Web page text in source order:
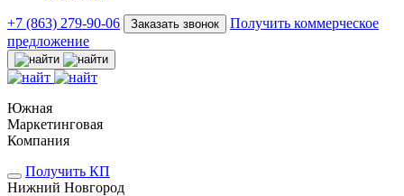
+7 (863) 279-90-06 Заказать звонок
Получить коммерческое
предложение
Южная
Маркетинговая
Компания
Получить КП
Нижний Новгород